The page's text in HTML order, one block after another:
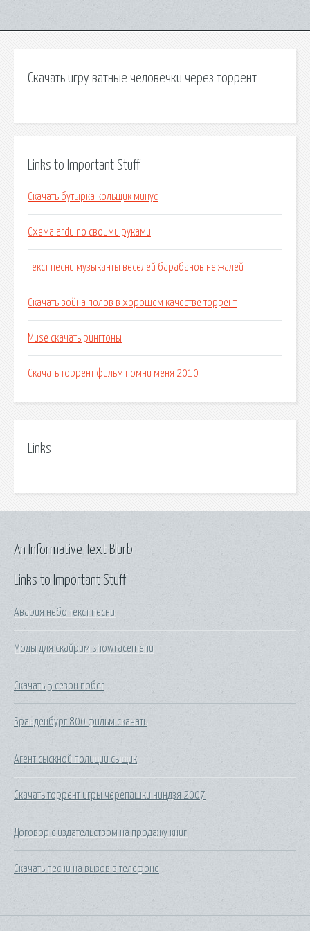
Скачать игру ватные человечки через торрент
Links to Important Stuff
Скачать бутырка кольщик минус
Схема arduino своими руками
Текст песни музыканты веселей барабанов не жалей
Скачать война полов в хорошем качестве торрент
Muse скачать рингтоны
Скачать торрент фильм помни меня 2010
Links
Links to Important Stuff
Авария небо текст песни
Моды для скайрим showracemenu
Скачать 5 сезон побег
Бранденбург 800 фильм скачать
Агент сыскной полиции сыщик
Скачать торрент игры черепашки ниндзя 2007
Договор с издательством на продажу книг
Скачать песни на вызов в телефоне
An Informative Text Blurb